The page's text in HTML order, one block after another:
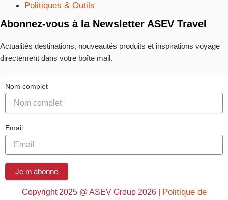
Politiques & Outils
Abonnez-vous à la Newsletter ASEV Travel
Actualités destinations, nouveautés produits et inspirations voyage
directement dans votre boîte mail.
Nom complet
Email
Je m'abonne
Copyright 2025 @ ASEV Group 2026 | Politique de